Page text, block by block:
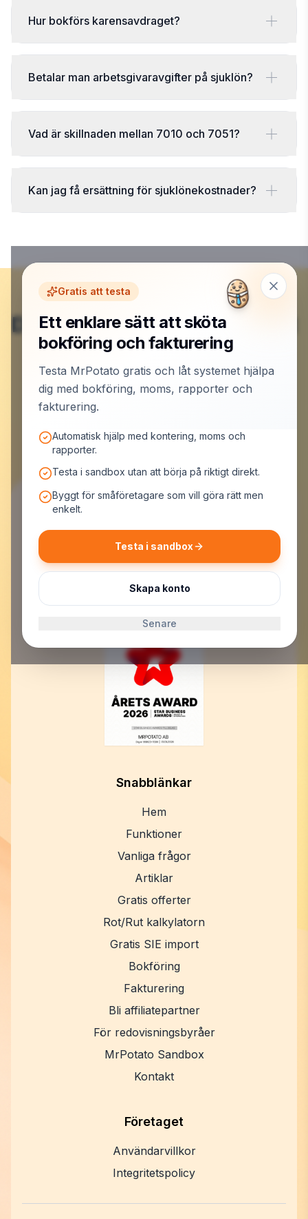
Hur bokförs karensavdraget?
Betalar man arbetsgivaravgifter på sjuklön?
Vad är skillnaden mellan 7010 och 7051?
Kan jag få ersättning för sjuklönekostnader?
Gratis att testa
Ett enklare sätt att sköta
bokföring och fakturering
Testa MrPotato gratis och låt systemet hjälpa
dig med bokföring, moms, rapporter och
fakturering.
Automatisk hjälp med kontering, moms och
rapporter.
Testa i sandbox utan att börja på riktigt direkt.
Byggt för småföretagare som vill göra rätt men
enkelt.
Testa i sandbox
Skapa konto
Senare
Du är klar här – nu börjar det
roliga.
Skapa konto och låt MrPotato jobba
MrPotato AB
Malmskillnadsgatan 44, 111 57 Stockholm
Org.nr: 559523-7099
E-post:support@mrpotato.se
Snabblänkar
Hem
Funktioner
Vanliga frågor
Artiklar
Gratis offerter
Rot/Rut kalkylatorn
Gratis SIE import
Bokföring
Fakturering
Bli affiliatepartner
För redovisningsbyråer
MrPotato Sandbox
Kontakt
Företaget
Användarvillkor
Integritetspolicy